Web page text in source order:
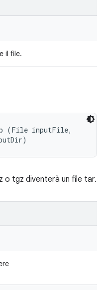
il file.
(File inputFile,
o tgz diventerà un file tar.